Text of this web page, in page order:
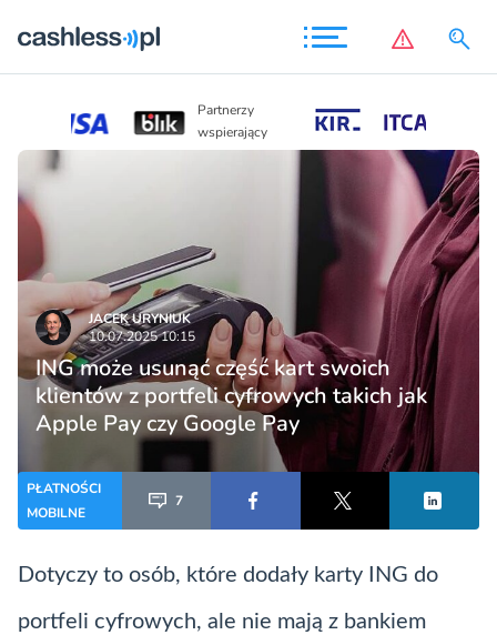
Partnerzy
wspierający
JACEK URYNIUK
10.07.2025 10:15
ING może usunąć część kart swoich
klientów z portfeli cyfrowych takich jak
Apple Pay czy Google Pay
PŁATNOŚCI
MOBILNE
7
Dotyczy to osób, które dodały karty ING do
portfeli cyfrowych, ale nie mają z bankiem